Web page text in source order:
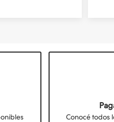
Conocé todos